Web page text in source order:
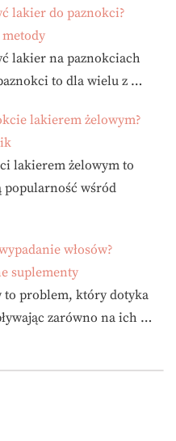
lakier do paznokci?
lakier na paznokciach
to dla wielu z …
lakierem żelowym?
lakierem żelowym to
popularność wśród
włosów?
suplementy
to problem, który dotyka
zarówno na ich …